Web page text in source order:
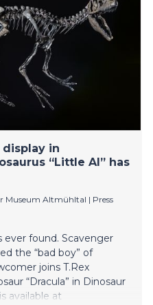
tästä
in
“Little Al” has
Museum Altmühltal | Press
ever found. Scavenger
the “bad boy” of
joins T.Rex
“Dracula” in Dinosaur
available at